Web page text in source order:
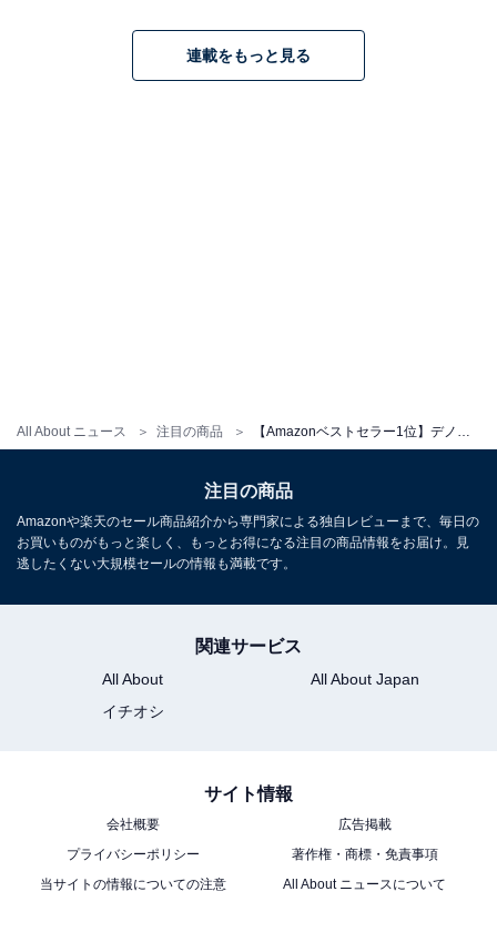
All About ニュース 注目の商品
3D、11.4chプロセッシング対応 /ブラック AVR-X3800HK
Amazonで見る
デノン「PMA-900HNESP」
デノン Denon プリメインアンプ PMA900HNE ネットワ
連載をもっと見る
注目の商品
Amazonや楽天のセール商品紹介から専門家による独自レビューまで、毎日の
お買いものがもっと楽しく、もっとお得になる注目の商品情報をお届け。見
逃したくない大規模セールの情報も満載です。
関連サービス
All About
All About Japan
イチオシ
サイト情報
会社概要
広告掲載
プライバシーポリシー
著作権・商標・免責事項
当サイトの情報についての注意
All About ニュースについて